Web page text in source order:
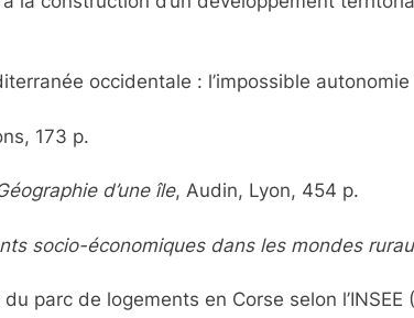
occidentale : l’impossible autonomie
173 p.
d’une île, Audin, Lyon, 454 p.
socio-économiques dans les mondes
parc de logements en Corse selon